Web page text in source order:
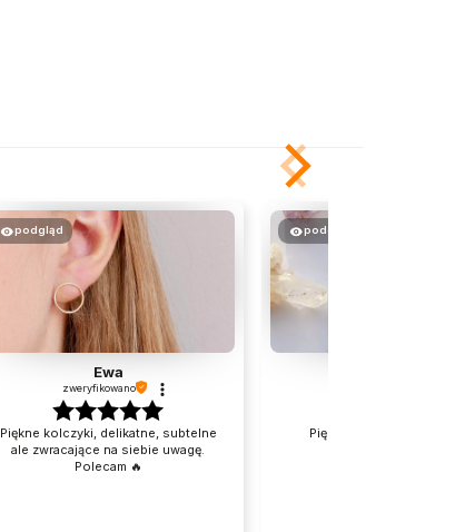
podgląd
Ewa
zweryfikowano
Piękne kolczyki, delikatne, subtelne
ale zwracające na siebie uwagę.
Polecam 🔥
podgląd
Piękna, delikatna